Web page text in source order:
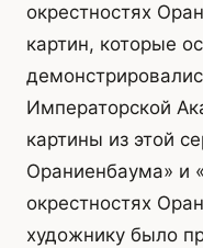
окрестностях
картин, которые
Императорской
картины из этой
Ораниенбаума» и
окрестностях
художнику было